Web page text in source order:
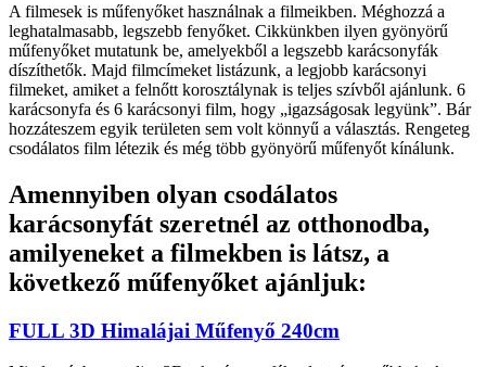
A filmesek is műfenyőket használnak a filmeikben. Méghozzá a
leghatalmasabb, legszebb fenyőket. Cikkünkben ilyen gyönyörű
műfenyőket mutatunk be, amelyekből a legszebb karácsonyfák
díszíthetők. Majd filmcímeket listázunk, a legjobb karácsonyi
filmeket, amiket a felnőtt korosztálynak is teljes szívből ajánlunk. 6
karácsonyfa és 6 karácsonyi film, hogy „igazságosak legyünk”. Bár
hozzáteszem egyik területen sem volt könnyű a választás. Rengeteg
csodálatos film létezik és még több gyönyörű műfenyőt kínálunk.
Amennyiben olyan csodálatos
karácsonyfát szeretnél az otthonodba,
amilyeneket a filmekben is látsz, a
következő műfenyőket ajánljuk:
FULL 3D Himalájai Műfenyő 240cm